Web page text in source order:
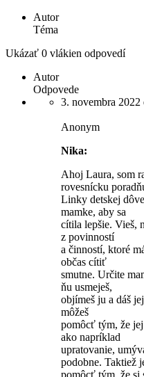
Autor
Téma
Ukázať 0 vlákien odpovedí
Autor
Odpovede
3. novembra 2022
Anonym
Nika:
Ahoj Laura, som
rovesnícku
Linky detskej
mamke, aby sa
cítila lepšie. Vieš,
z povinností
a činností, ktoré
občas cítiť
smutne. Určite
ňu usmeješ,
objímeš ju a dáš
môžeš
pomôcť tým, že
ako napríklad
upratovanie,
podobne. Taktiež
pomôcť tým, že si